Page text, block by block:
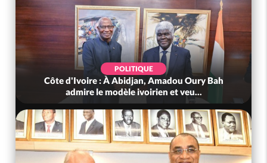
POLITIQUE
Côte d'Ivoire : Violences tragiques à Kossandji
(Mé) ayant fait 03 morts, A...